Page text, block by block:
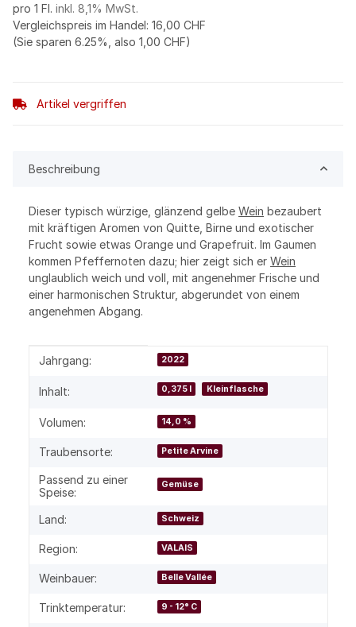
pro 1 Fl. inkl. 8,1% MwSt.
Vergleichspreis im Handel: 16,00 CHF
(Sie sparen 6.25% , also 1,00 CHF)
Artikel vergriffen
Beschreibung
Dieser typisch würzige, glänzend gelbe Wein bezaubert
mit kräftigen Aromen von Quitte, Birne und exotischer
Frucht sowie etwas Orange und Grapefruit. Im Gaumen
kommen Pfeffernoten dazu; hier zeigt sich er Wein
unglaublich weich und voll, mit angenehmer Frische und
einer harmonischen Struktur, abgerundet von einem
angenehmen Abgang.
Produkteigenschaft
Wert
Jahrgang: 2022
Inhalt: 0,375 l Kleinflasche
Volumen: 14,0 %
Traubensorte: Petite Arvine
Passend zu einer
Speise:
Gemüse
Land: Schweiz
Region: VALAIS
Weinbauer: Belle Vallée
Trinktemperatur: 9 - 12° C